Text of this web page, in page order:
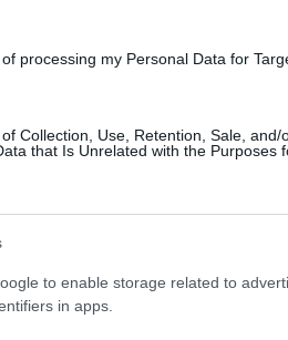
processing my Personal Data for
Collection, Use, Retention, Sale, and/
that Is Unrelated with the Purposes
to enable storage related to
in apps.